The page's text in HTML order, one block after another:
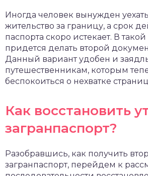
Иногда человек вынужден
жительство за границу, а срок
паспорта скоро истекает. В
придется делать второй
Данный вариант удобен и
путешественникам, которым
беспокоиться о нехватке
Как восстановить
загранпаспорт?
Разобравшись, как получить
загранпаспорт, перейдем к